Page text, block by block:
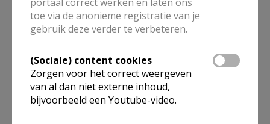
Nederland Zingt (EO)
Zingt Jubilate(ICL)
Rituelen:
ziekenzegening zonder communie
Ziekenzegening met communie
toe via de anonieme registratie van je
gebruik deze verder te verbeteren.
(Sociale) content cookies
Zorgen voor het correct weergeven
van al dan niet externe inhoud,
bijvoorbeeld een Youtube-video.